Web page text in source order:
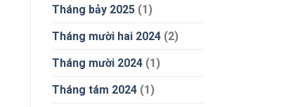
Tháng bảy 2025(1)
Tháng mười hai 2024(2)
Tháng mười 2024(1)
Tháng tám 2024(1)